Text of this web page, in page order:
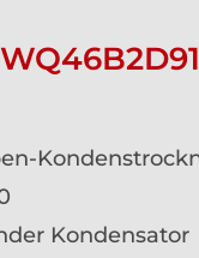
Kondensator